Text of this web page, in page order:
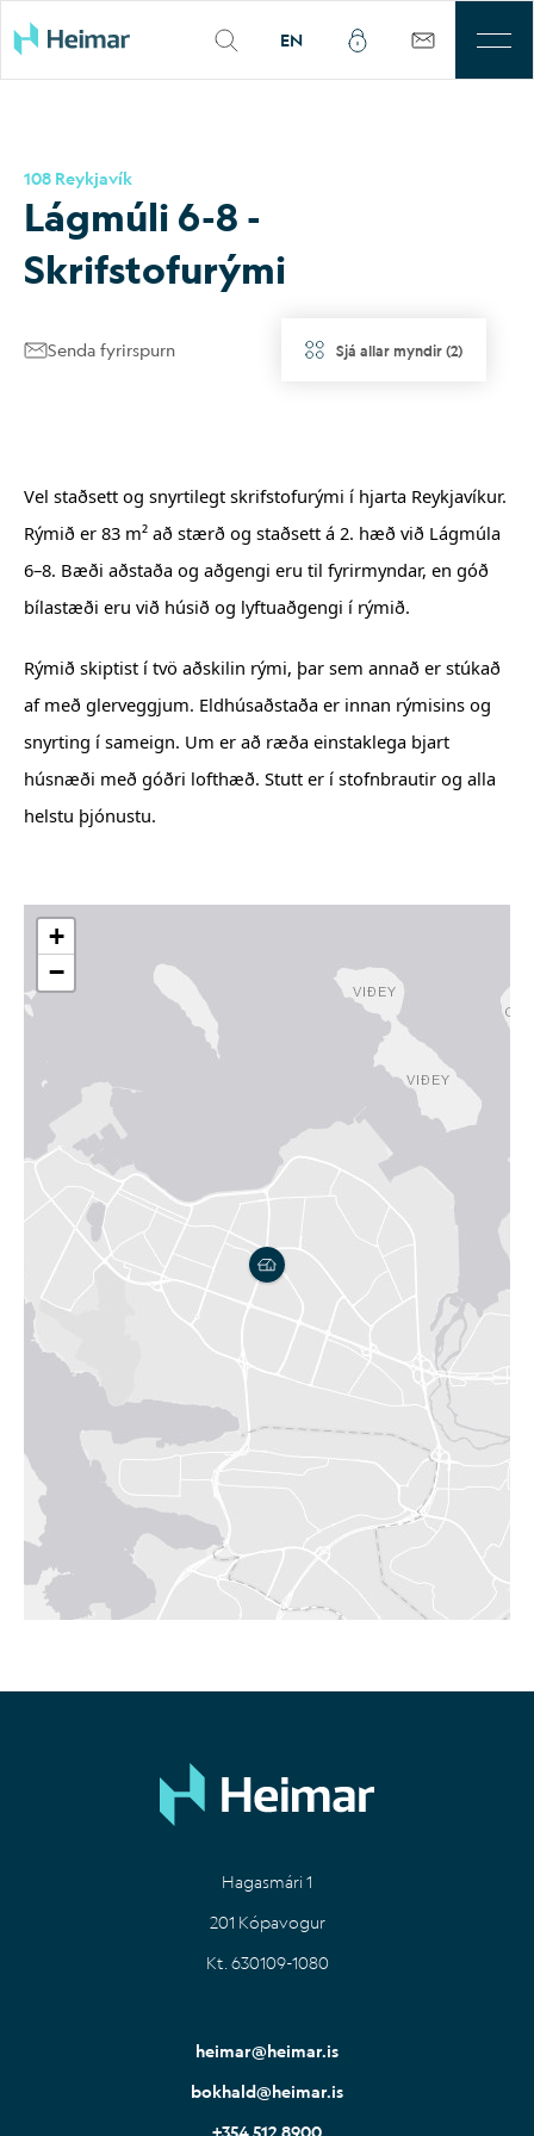
EN
Þjónusta
Sjálfbærni
Mínar síður
IS EN
108 Reykjavík
Lág­múli 6-8 -
Skrif­stofu­rými
Senda fyrirspurn Sjá allar myndir(2)
Vel staðsett og snyrtilegt skrifstofurými í hjarta Reykjavíkur.
Rýmið er 83 m² að stærð og staðsett á 2. hæð við Lágmúla
6–8. Bæði aðstaða og aðgengi eru til fyrirmyndar, en góð
bílastæði eru við húsið og lyftuaðgengi í rýmið.
Rýmið skiptist í tvö aðskilin rými, þar sem annað er stúkað
af með glerveggjum. Eldhúsaðstaða er innan rýmisins og
snyrting í sameign. Um er að ræða einstaklega bjart
húsnæði með góðri lofthæð. Stutt er í stofnbrautir og alla
helstu þjónustu.
+
−
Hagasmári 1
201 Kópavogur
Kt. 630109-1080
heimar@heimar.is
bokhald@heimar.is